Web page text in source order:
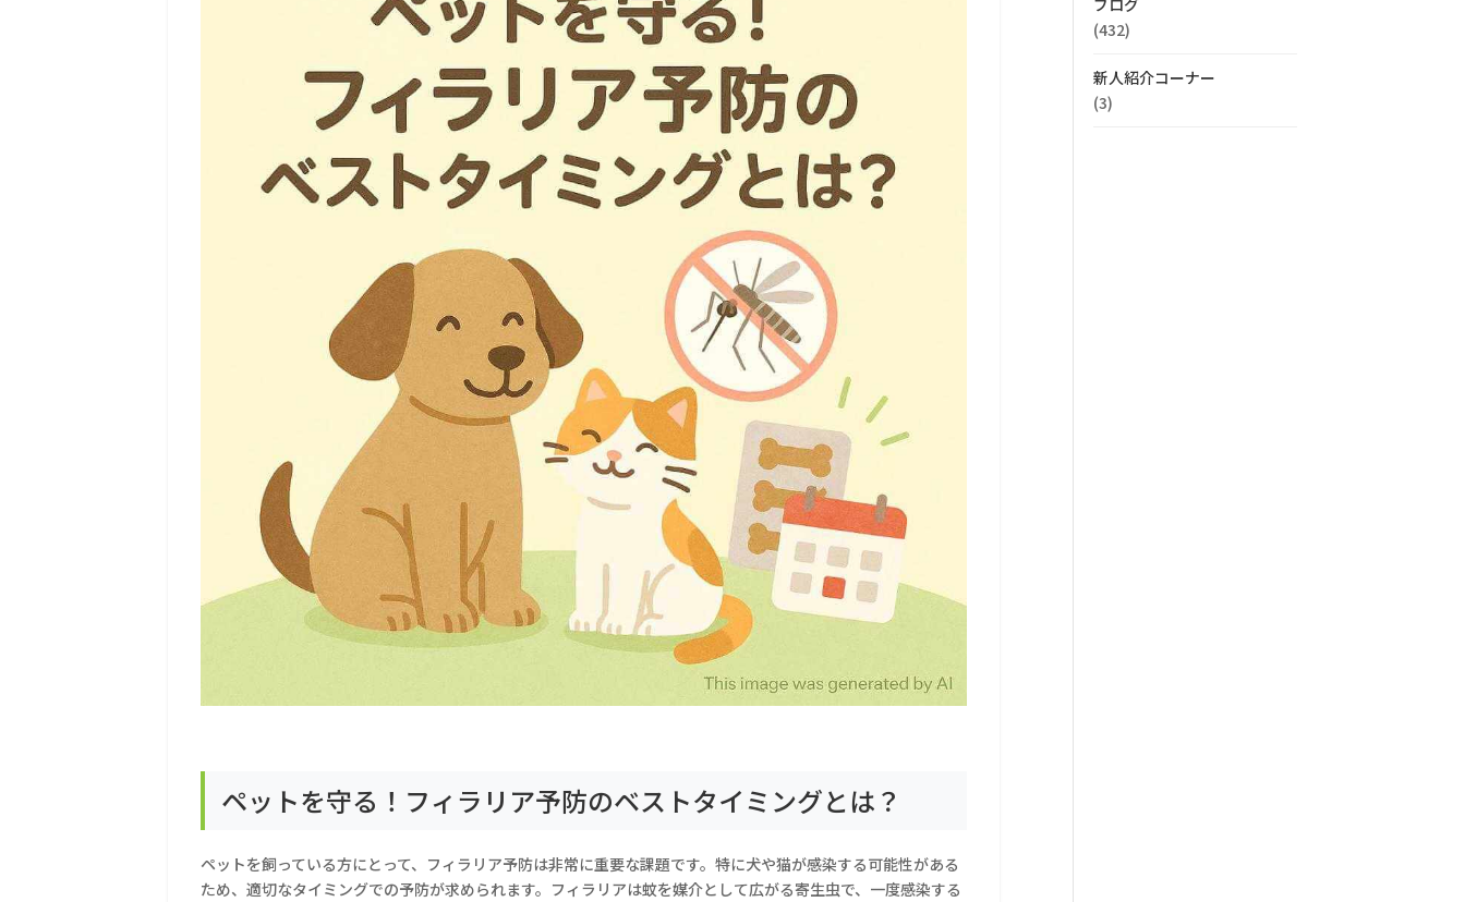
ペットを守る！フィラリア予防のベストタイミングとは？
ペットを飼っている方にとって、フィラリア予防は非常に重要な課題です。特に犬や猫が感染する可能性がある
ため、適切なタイミングでの予防が求められます。フィラリアは蚊を媒介として広がる寄生虫で、一度感染する
ブログ
(432)
新人紹介コーナー
(3)